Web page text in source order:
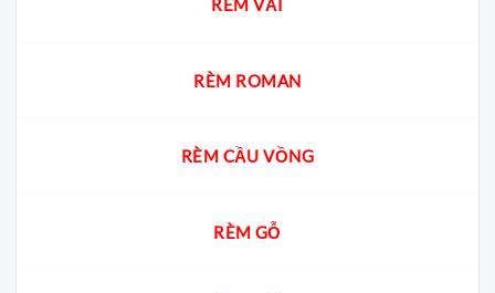
RÈM VẢI
RÈM ROMAN
RÈM CẦU VỒNG
RÈM GỖ